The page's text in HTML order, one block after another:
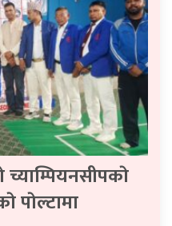
च्याम्पियनसीपकाे
पाेल्टामा